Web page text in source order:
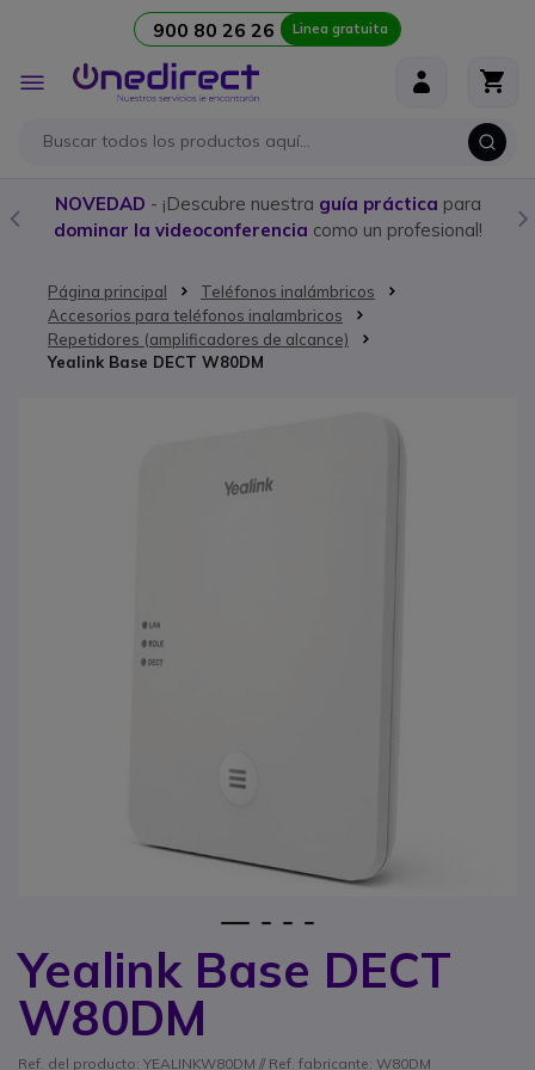
900 80 26 26 Linea gratuita
Toggle
Nav
NOVEDAD - ¡Descubre nuestra guía práctica para
dominar la videoconferencia como un profesional!
Página principal
Teléfonos inalámbricos
Accesorios para teléfonos inalambricos
Repetidores (amplificadores de alcance)
Yealink Base DECT W80DM
Yealink Base DECT
W80DM
Ref. del producto: YEALINKW80DM // Ref. fabricante: W80DM
Saltar al comienzo de la galería de imágenes